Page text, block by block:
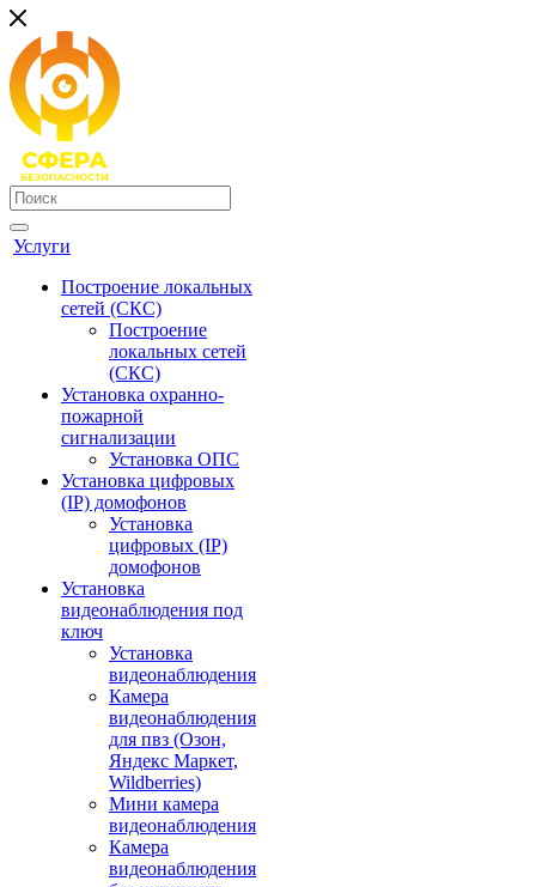
Услуги
Построение локальных
сетей (СКС)
Построение
локальных сетей
(СКС)
Установка охранно-
пожарной
сигнализации
Установка ОПС
Установка цифровых
(IP) домофонов
Установка
цифровых (IP)
домофонов
Установка
видеонаблюдения под
ключ
Установка
видеонаблюдения
Камера
видеонаблюдения
для пвз (Озон,
Яндекс Маркет,
Wildberries)
Мини камера
видеонаблюдения
Камера
видеонаблюдения